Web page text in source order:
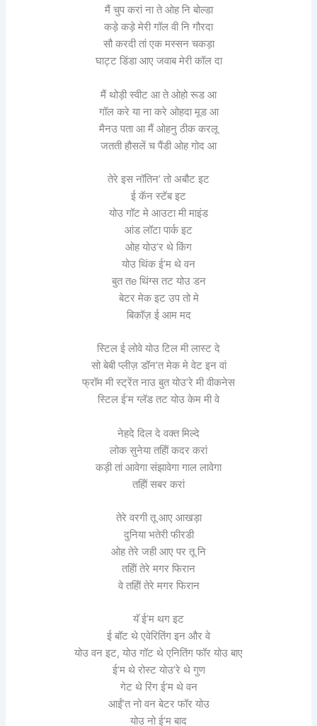
मैं चुप करां ना ते ओह नि बोल्डा
कड़े कड़े मेरी गॉल वी नि गौरदा
सौ करदी तां एक मस्सन चकड़ा
घाट्ट डिंडा आए जवाब मेरी कॉल दा
मैं थोड़ी स्वीट आ ते ओहो रूड आ
गॉल करे या ना करे ओहदा मूड आ
मैनउ पता आ मैं ओहनु ठीक करलू
जतती हौसलें च पैंडी ओह गोद आ
तेरे इस नॉतिन’ तो अबौट इट
ई कॅन स्टॅब इट
योउ गॉट मे आउटा मी माइंड
आंड लॉटा पार्क इट
ओह योउ’र थे किंग
योउ थिंक ई’म थे वन
बुत तе थिंग्स तट योउ डन
बेटर मेक इट उप तो मे
बिकॉज़ ई आम मद
स्टिल ई लोवे योउ टिल मी लास्ट दे
सो बेबी प्लीज़ डॉन’त मेक मे वेट इन वां
फ्रॉम मी स्ट्रेंत नाउ बुत योउ’रे मी वीकनेस
स्टिल ई’म ग्लॅड तट योउ केम मी वे
नेहदे दिल दे वक्त मिल्दे
लोक सुनेया तहिों कदर करां
कड़ी तां आवेगा संझावेगा गाल लावेगा
तहिों सबर करां
तेरे वरगी तू आए आखड़ा
दुनिया भतेरी फीरडी
ओह तेरे जही आए पर तू नि
तहिों तेरे मगर फिरान
वे तहिों तेरे मगर फिरान
यॅ ई’म थग इट
ई बॉट थे एवेरितिंग इन और वे
योउ वन इट, योउ गॉट थे एनितिंग फॉर योउ बाए
ई’म थे रोस्ट योउ’रे थे गुण
गेट थे रिंग ई’म थे वन
आईं’त नो वन बेटर फॉर योउ
योउ नो ई’म बाद